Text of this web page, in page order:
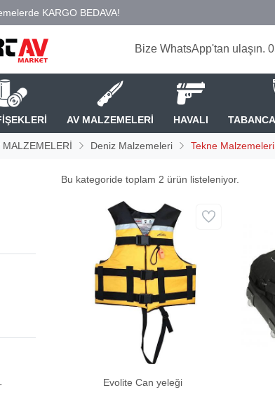
Bize WhatsApp'tan ulaşın.
AV MALZEMELERİ HAVALI
MALZEMELERİ Deniz Malzemeleri Tekne Malzemeleri
Bu kategoride toplam 2 ürün listeleniyor.
Evolite Can yeleği